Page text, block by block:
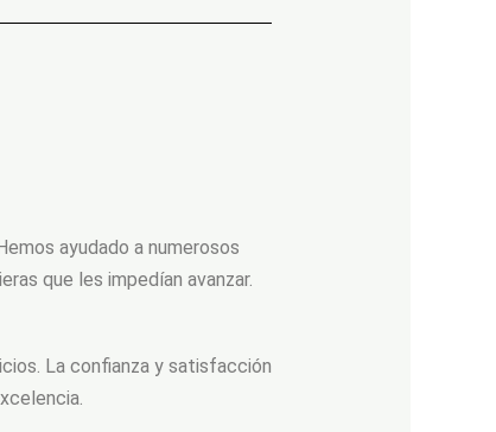
ayudado a numerosos
que les impedían avanzar.
La confianza y satisfacción